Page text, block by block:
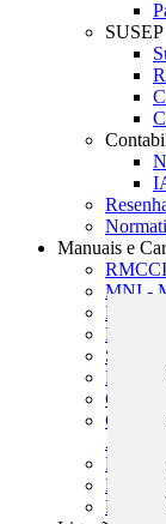
Manuais e
MNI -
MTVM
MCR -
CNAE-
PMF -